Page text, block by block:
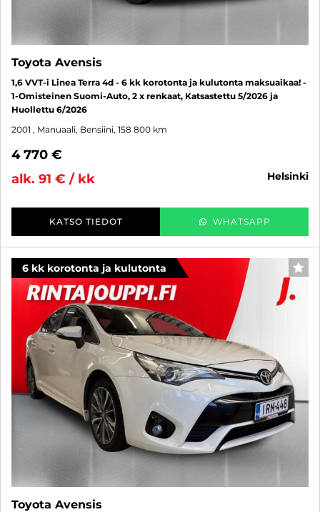
Toyota Avensis
1,6 VVT-i Linea Terra 4d - 6 kk korotonta ja kulutonta maksuaikaa! -
1-Omisteinen Suomi-Auto, 2 x renkaat, Katsastettu 5/2026 ja
Huollettu 6/2026
2001 , Manuaali, Bensiini, 158 800 km
4 770 €
alk. 91 € / kk
helsinki
KATSO TIEDOT WHATSAPP
6 kk korotonta ja kulutonta
Toyota Avensis